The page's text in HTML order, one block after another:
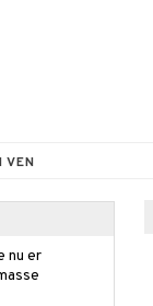
VEN
nu er